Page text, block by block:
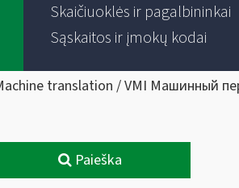
Skaičiuoklės ir pagalbininkai
Sąskaitos ir įmokų kodai
translation / VMI Машинный
Paieška